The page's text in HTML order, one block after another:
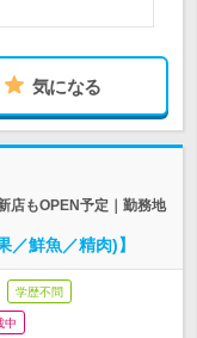
気になる
店もOPEN予定｜勤務地
鮮魚／精肉)】
学歴不問
中